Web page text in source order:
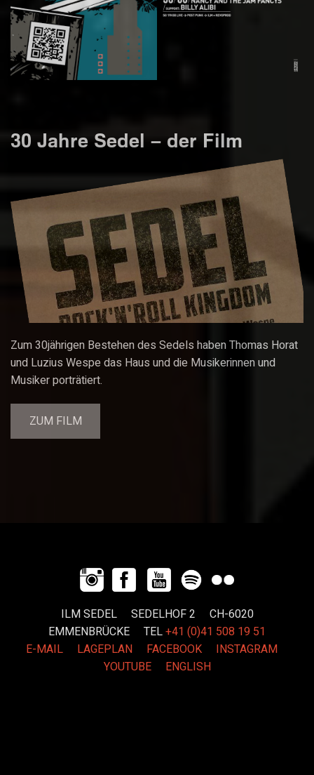
30 Jahre Sedel – der Film
Zum 30jährigen Bestehen des Sedels haben Thomas Horat
und Luzius Wespe das Haus und die Musikerinnen und
Musiker porträtiert.
ZUM FILM
ILM SEDEL SEDELHOF 2 CH-6020
EMMENBRÜCKE TEL+41 (0)41 508 19 51
E-MAIL
LAGEPLAN FACEBOOK
INSTAGRAM
YOUTUBE
ENGLISH